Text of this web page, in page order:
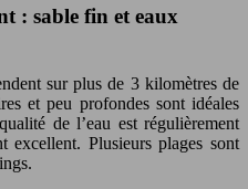
: sable fin et eaux
sur plus de 3 kilomètres de
et peu profondes sont idéales
de l’eau est régulièrement
excellent. Plusieurs plages sont